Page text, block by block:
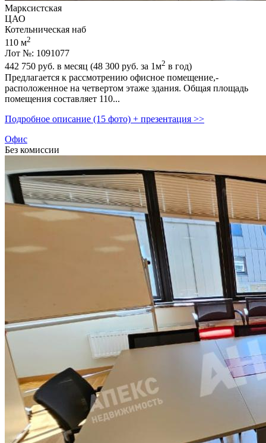
Марксистская
ЦАО
Котельническая наб
110 м2
Лот №: 1091077
442 750 руб. в месяц (48 300 руб. за 1м2 в год)
Предлагается к рассмотрению офисное помещение,­
расположенное на четвертом этаже здания. Общая площадь
помещения составляет 110...
Подробное описание (15 фото) + презентация >>
Офис
Без комиссии